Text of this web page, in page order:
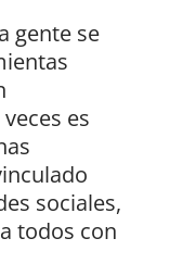
gente se
es
sociales,
todos con